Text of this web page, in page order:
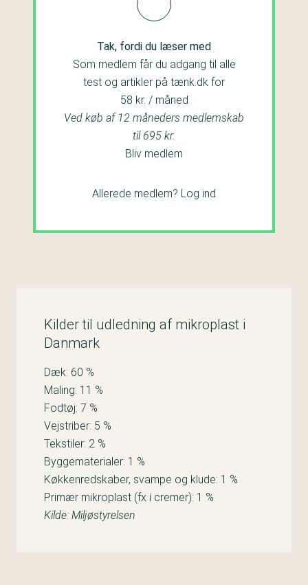
Tak, fordi du læser med
Som medlem får du adgang til alle
test og artikler på tænk.dk for
58 kr. / måned
Ved køb af 12 måneders medlemskab
til 695 kr.
Bliv medlem
Allerede medlem? Log ind
Kilder til udledning af mikroplast i
Danmark
Dæk: 60 %
Maling: 11 %
Fodtøj: 7 %
Vejstriber: 5 %
Tekstiler: 2 %
Byggematerialer: 1 %
Køkkenredskaber, svampe og klude: 1 %
Primær mikroplast (fx i cremer): 1 %
Kilde: Miljøstyrelsen